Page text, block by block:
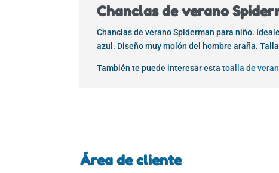
Chanclas de verano
Chanclas de verano Spiderman para niño.
azul. Diseño muy molón del hombre araña.
También te puede interesar esta toalla de
Área de cliente